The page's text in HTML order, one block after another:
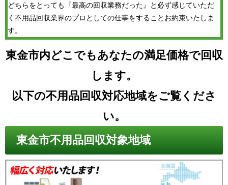
どちらをとっても『最高の回収業務だった』と必ず感じていただ
く不用品回収業界のプロとしての仕事をすることお約束いたしま
す。
東金市内どこでもあなたの満足価格で回収
します。
以下の不用品回収対応地域をご覧くださ
い。
東金市不用品回収対象地域